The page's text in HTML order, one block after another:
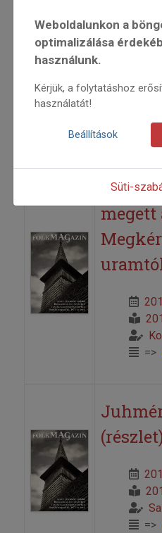
Fábián
megett
=>
=>
Weboldalunkon a
optimalizálása
használunk.
Kérjük, a folytatáshoz
használatát!
Beállítások
Süti-